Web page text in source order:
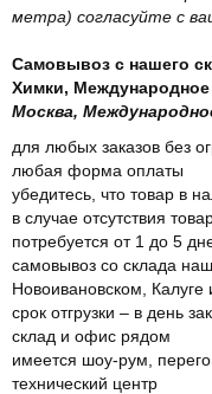
метра) согласуйте с
Самовывоз с нашего
Химки,
Москва,
для любых заказов без
любая форма оплаты
убедитесь, что товар в
в случае отсутствия
потребуется от 1 до 5
самовывоз со склада
Новоивановском,
срок отгрузки – в день
склад и офис рядом
имеется шоу-рум,
технический центр